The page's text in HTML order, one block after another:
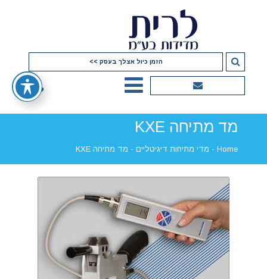
הזמן כיול אצלך בעסק >>
מד מתיחה KXE
Home
- מדי מתיחות דיגיטליים- מד מתיחה KXE